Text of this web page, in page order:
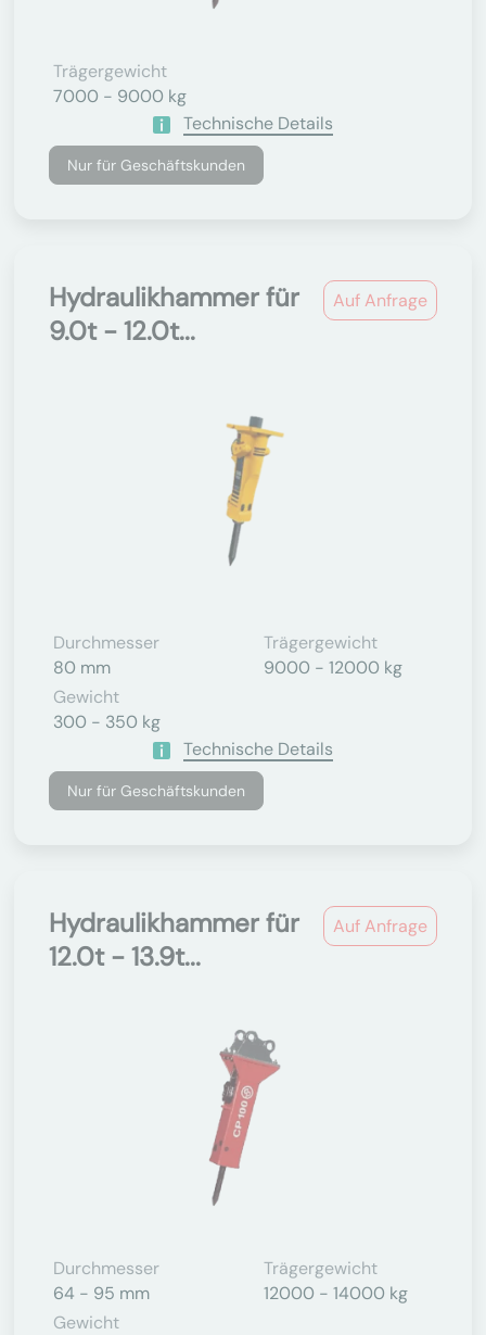
Trägergewicht
7000 - 9000 kg
Technische Details
Nur für Geschäftskunden
Auf Anfrage
Hydraulikhammer für
9.0t - 12.0t...
Durchmesser
80 mm
Trägergewicht
9000 - 12000 kg
Gewicht
300 - 350 kg
Technische Details
Nur für Geschäftskunden
Auf Anfrage
Hydraulikhammer für
12.0t - 13.9t...
Durchmesser
64 - 95 mm
Trägergewicht
12000 - 14000 kg
Gewicht